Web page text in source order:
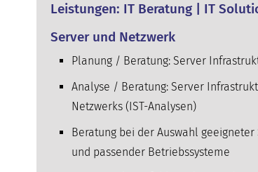
Leistungen: IT Beratung | IT
Server und Netzwerk
Planung / Beratung: Server
Analyse / Beratung: Server
Netzwerks (IST-Analysen)
Beratung bei der Auswahl geeigneter
und passender Betriebssysteme